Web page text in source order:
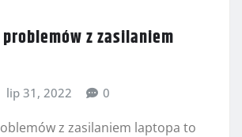
z zasilaniem
lip 31, 2022 0
z zasilaniem laptopa to